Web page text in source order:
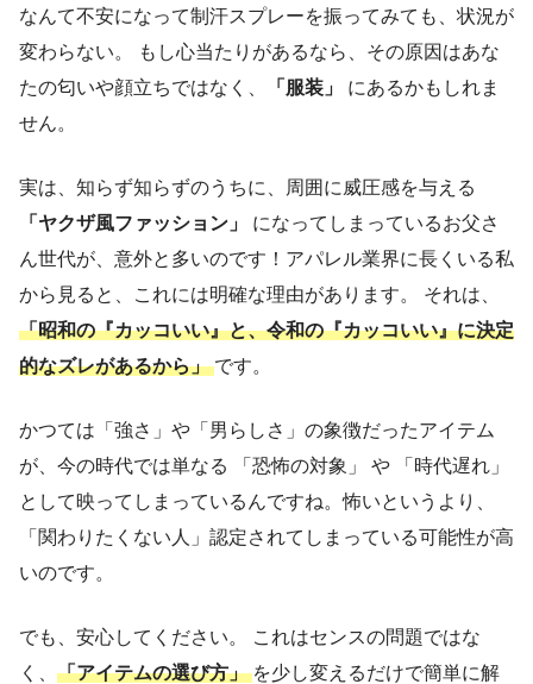
なんて不安になって制汗スプレーを振ってみても、状況が
変わらない。 もし心当たりがあるなら、その原因はあな
たの匂いや顔立ちではなく、
「服装」
にあるかもしれま
せん。
実は、知らず知らずのうちに、周囲に威圧感を与える
「ヤクザ風ファッション」
になってしまっているお父さ
ん世代が、意外と多いのです！アパレル業界に長くいる私
から見ると、これには明確な理由があります。 それは、
「昭和の『カッコいい』と、令和の『カッコいい』に決定
的なズレがあるから」 です。
かつては「強さ」や「男らしさ」の象徴だったアイテム
が、今の時代では単なる 「恐怖の対象」 や 「時代遅れ」
として映ってしまっているんですね。怖いというより、
「関わりたくない人」認定されてしまっている可能性が高
いのです。
でも、安心してください。 これはセンスの問題ではな
く、 「アイテムの選び方」を少し変えるだけで簡単に解